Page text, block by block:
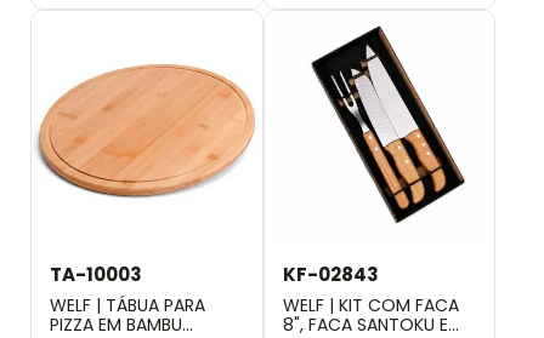
TA-10003
WELF | TÁBUA PARA
PIZZA EM BAMBU
KF-02843
WELF | KIT COM FACA
8", FACA SANTOKU E